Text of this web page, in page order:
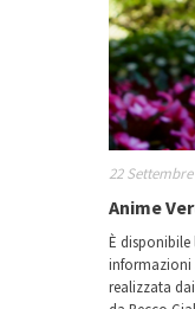
22 Settembre
Anime
È
informazioni
realizzata